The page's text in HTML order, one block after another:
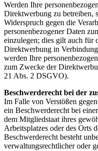
Werden Ihre
Direktwerbung zu betreiben,
Widerspruch gegen die
personenbezogener Daten
einzulegen; dies gilt auch für
Direktwerbung in
werden Ihre
zum Zwecke der
21 Abs. 2 DSGVO).
Beschwerderecht bei der
Im Falle von Verstößen
ein Beschwerderecht bei
dem Mitgliedstaat ihres
Arbeitsplatzes oder des Orts
Beschwerderecht besteht
verwaltungsrechtlicher oder